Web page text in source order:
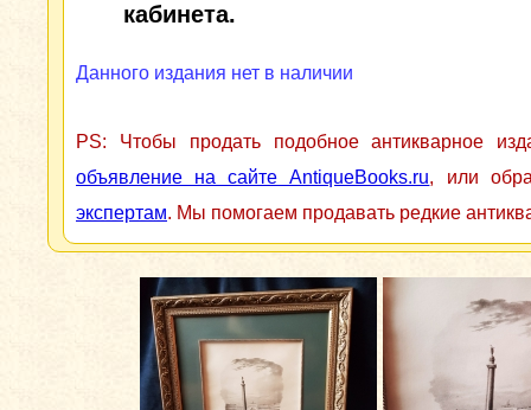
кабинета.
Данного издания нет в наличии
PS: Чтобы продать подобное антикварное
объявление на сайте AntiqueBooks.ru, или
экспертам. Мы помогаем продавать редкие